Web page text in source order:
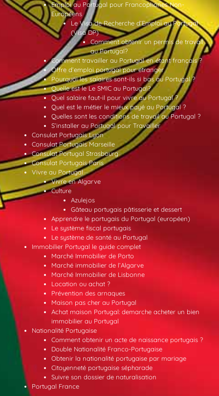
Emploi au Portugal pour Francophones Non-
Européens
Le Visa de Recherche d’Emploi au Portugal
(Visa DP)
Comment obtenir un permis de travail
au Portugal?
Comment travailler au Portugal en étant français ?
Offre d’emploi portugal pour etranger
Pourquoi les salaires sont-ils si bas au Portugal ?
Quelle est le Le SMIC au Portugal?
Quel salaire faut-il pour vivre au Portugal ?
Quel est le métier le mieux payé au Portugal ?
Quelles sont les conditions de travail au Portugal ?
S’installer au Portugal pour Travailler
Consulat Portugais Lyon
Consulat Portugais Marseille
Consulat Portugal Strasbourg
Consulat Portugais Paris
Vivre au Portugal
Vivre en Algarve
Culture
Azulejos
Gâteau portugais pâtisserie et dessert
Apprendre le portugais du Portugal (européen)
Le système fiscal portugais
Le système de santé au Portugal
Immobilier Portugal le guide complet
Marché Immobilier de Porto
Marché immobilier de l’Algarve
Marché Immobilier de Lisbonne
Location ou achat ?
Prévention des arnaques
Maison pas cher au Portugal
Achat maison Portugal: demarche acheter un bien
immobilier au Portugal
Nationalité Portugaise
Comment obtenir un acte de naissance portugais ?
Double Nationalité Franco-Portugaise
Obtenir la nationalité portugaise par mariage
Citoyenneté portugaise sépharade
Suivre son dossier de naturalisation
Portugal France